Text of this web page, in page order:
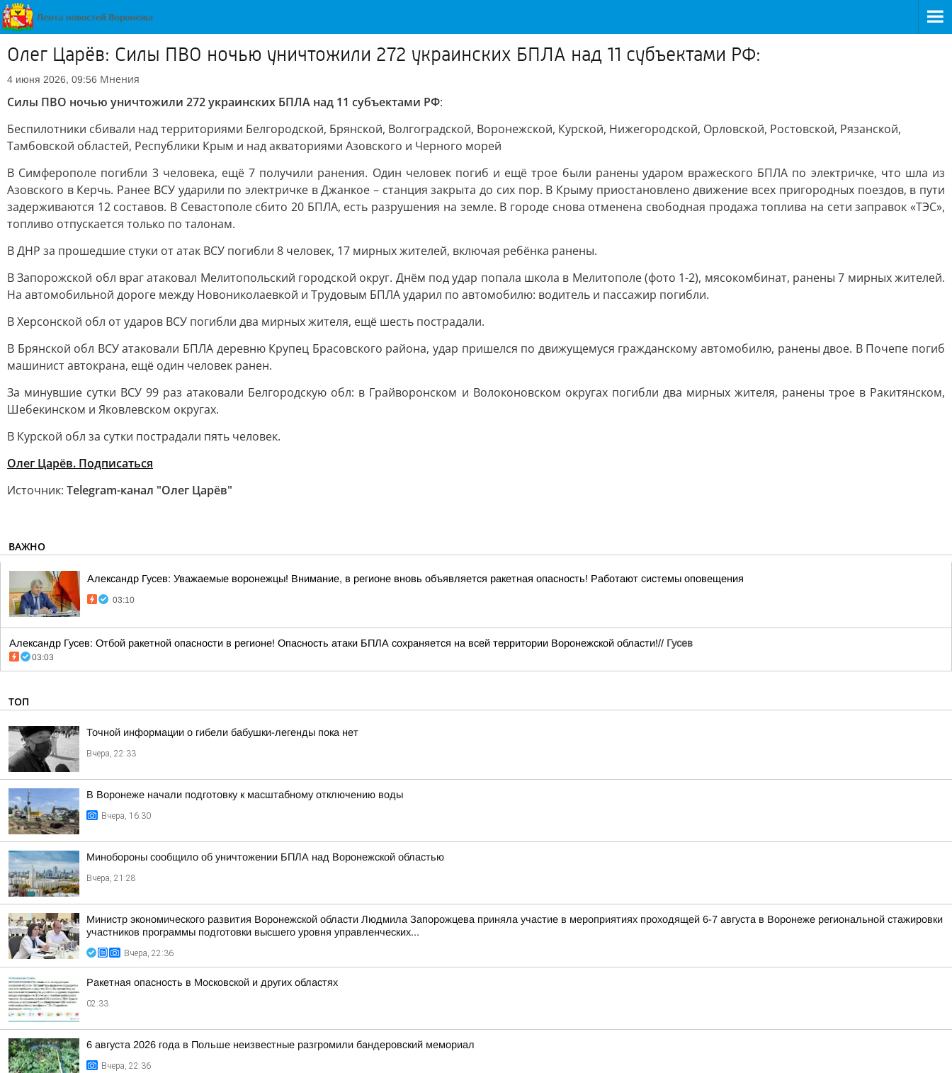
Олег Царёв: Силы ПВО ночью уничтожили 272 украинских БПЛА над 11 субъектами РФ:
4 июня 2026, 09:56 Мнения
Силы ПВО ночью уничтожили 272 украинских БПЛА над 11 субъектами РФ:
Беспилотники сбивали над территориями Белгородской, Брянской, Волгоградской, Воронежской, Курской, Нижегородской, Орловской, Ростовской, Рязанской,
Тамбовской областей, Республики Крым и над акваториями Азовского и Черного морей
В Симферополе погибли 3 человека, ещё 7 получили ранения. Один человек погиб и ещё трое были ранены ударом вражеского БПЛА по электричке, что шла из
Азовского в Керчь. Ранее ВСУ ударили по электричке в Джанкое – станция закрыта до сих пор. В Крыму приостановлено движение всех пригородных поездов, в пути
задерживаются 12 составов. В Севастополе сбито 20 БПЛА, есть разрушения на земле. В городе снова отменена свободная продажа топлива на сети заправок «ТЭС»,
топливо отпускается только по талонам.
В ДНР за прошедшие стуки от атак ВСУ погибли 8 человек, 17 мирных жителей, включая ребёнка ранены.
В Запорожской обл враг атаковал Мелитопольский городской округ. Днём под удар попала школа в Мелитополе (фото 1-2), мясокомбинат, ранены 7 мирных жителей.
На автомобильной дороге между Новониколаевкой и Трудовым БПЛА ударил по автомобилю: водитель и пассажир погибли.
В Херсонской обл от ударов ВСУ погибли два мирных жителя, ещё шесть пострадали.
В Брянской обл ВСУ атаковали БПЛА деревню Крупец Брасовского района, удар пришелся по движущемуся гражданскому автомобилю, ранены двое. В Почепе погиб
машинист автокрана, ещё один человек ранен.
За минувшие сутки ВСУ 99 раз атаковали Белгородскую обл: в Грайворонском и Волоконовском округах погибли два мирных жителя, ранены трое в Ракитянском,
Шебекинском и Яковлевском округах.
В Курской обл за сутки пострадали пять человек.
Олег Царёв. Подписаться
Источник: Telegram-канал "Олег Царёв"
ВАЖНО
Александр Гусев: Уважаемые воронежцы! Внимание, в регионе вновь объявляется ракетная опасность! Работают системы оповещения
03:10
Александр Гусев: Отбой ракетной опасности в регионе! Опасность атаки БПЛА сохраняется на всей территории Воронежской области!// Гусев
03:03
ТОП
Точной информации о гибели бабушки-легенды пока нет
Вчера, 22:33
В Воронеже начали подготовку к масштабному отключению воды
Вчера, 16:30
Минобороны сообщило об уничтожении БПЛА над Воронежской областью
Вчера, 21:28
Министр экономического развития Воронежской области Людмила Запорожцева приняла участие в мероприятиях проходящей 6-7 августа в Воронеже региональной стажировки
участников программы подготовки высшего уровня управленческих...
Вчера, 22:36
Ракетная опасность в Московской и других областях
02:33
6 августа 2026 года в Польше неизвестные разгромили бандеровский мемориал
Вчера, 22:36